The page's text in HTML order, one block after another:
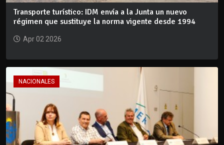
Transporte turístico: IDM envía a la Junta un nuevo
régimen que sustituye la norma vigente desde 1994
Apr 02 2026
NACIONALES